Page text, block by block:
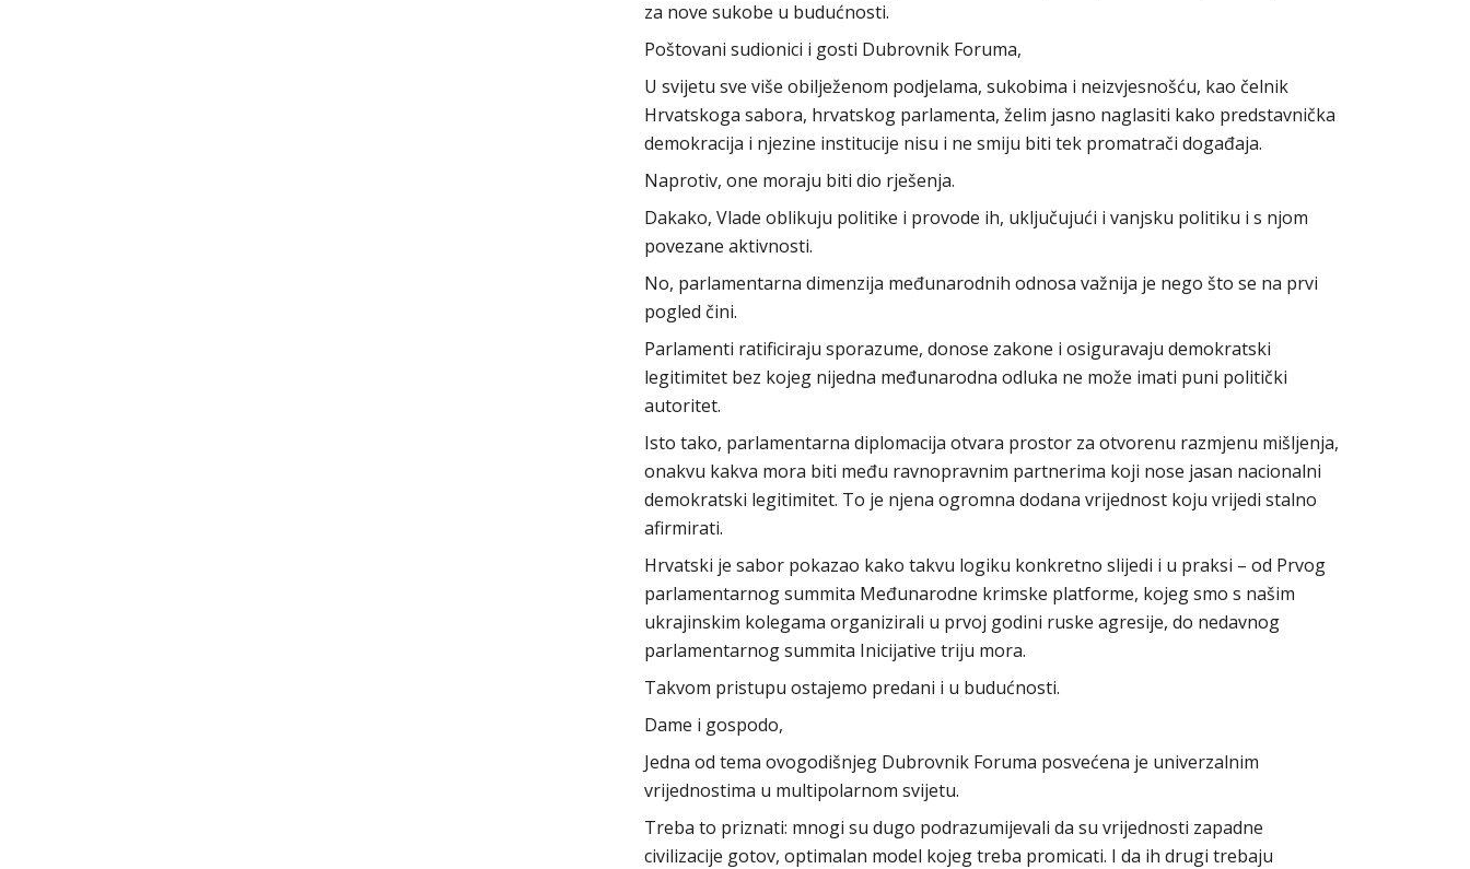
za nove sukobe u budućnosti.
Poštovani sudionici i gosti Dubrovnik Foruma,
U svijetu sve više obilježenom podjelama, sukobima i neizvjesnošću, kao čelnik
Hrvatskoga sabora, hrvatskog parlamenta, želim jasno naglasiti kako predstavnička
demokracija i njezine institucije nisu i ne smiju biti tek promatrači događaja.
Naprotiv, one moraju biti dio rješenja.
Dakako, Vlade oblikuju politike i provode ih, uključujući i vanjsku politiku i s njom
povezane aktivnosti.
No, parlamentarna dimenzija međunarodnih odnosa važnija je nego što se na prvi
pogled čini.
Parlamenti ratificiraju sporazume, donose zakone i osiguravaju demokratski
legitimitet bez kojeg nijedna međunarodna odluka ne može imati puni politički
autoritet.
Isto tako, parlamentarna diplomacija otvara prostor za otvorenu razmjenu mišljenja,
onakvu kakva mora biti među ravnopravnim partnerima koji nose jasan nacionalni
demokratski legitimitet. To je njena ogromna dodana vrijednost koju vrijedi stalno
afirmirati.
Hrvatski je sabor pokazao kako takvu logiku konkretno slijedi i u praksi – od Prvog
parlamentarnog summita Međunarodne krimske platforme, kojeg smo s našim
ukrajinskim kolegama organizirali u prvoj godini ruske agresije, do nedavnog
parlamentarnog summita Inicijative triju mora.
Takvom pristupu ostajemo predani i u budućnosti.
Dame i gospodo,
Jedna od tema ovogodišnjeg Dubrovnik Foruma posvećena je univerzalnim
vrijednostima u multipolarnom svijetu.
Treba to priznati: mnogi su dugo podrazumijevali da su vrijednosti zapadne
civilizacije gotov, optimalan model kojeg treba promicati. I da ih drugi trebaju